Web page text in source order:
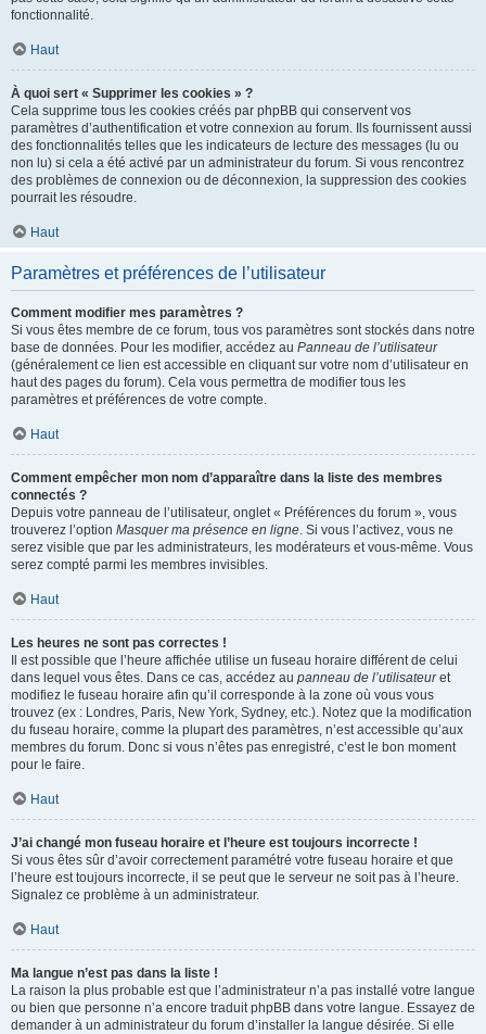
fonctionnalité.
Haut
À quoi sert « Supprimer les cookies » ?
Cela supprime tous les cookies créés par phpBB qui conservent vos
paramètres d’authentification et votre connexion au forum. Ils fournissent aussi
des fonctionnalités telles que les indicateurs de lecture des messages (lu ou
non lu) si cela a été activé par un administrateur du forum. Si vous rencontrez
des problèmes de connexion ou de déconnexion, la suppression des cookies
pourrait les résoudre.
Haut
Paramètres et préférences de l’utilisateur
Comment modifier mes paramètres ?
Si vous êtes membre de ce forum, tous vos paramètres sont stockés dans notre
base de données. Pour les modifier, accédez au Panneau de l’utilisateur
(généralement ce lien est accessible en cliquant sur votre nom d’utilisateur en
haut des pages du forum). Cela vous permettra de modifier tous les
paramètres et préférences de votre compte.
Haut
Comment empêcher mon nom d’apparaître dans la liste des membres
connectés ?
Depuis votre panneau de l’utilisateur, onglet « Préférences du forum », vous
trouverez l’option Masquer ma présence en ligne. Si vous l’activez, vous ne
serez visible que par les administrateurs, les modérateurs et vous-même. Vous
serez compté parmi les membres invisibles.
Haut
Les heures ne sont pas correctes !
Il est possible que l’heure affichée utilise un fuseau horaire différent de celui
dans lequel vous êtes. Dans ce cas, accédez au panneau de l’utilisateuret
modifiez le fuseau horaire afin qu’il corresponde à la zone où vous vous
trouvez (ex : Londres, Paris, New York, Sydney, etc.). Notez que la modification
du fuseau horaire, comme la plupart des paramètres, n’est accessible qu’aux
membres du forum. Donc si vous n’êtes pas enregistré, c’est le bon moment
pour le faire.
Haut
J’ai changé mon fuseau horaire et l’heure est toujours incorrecte !
Si vous êtes sûr d’avoir correctement paramétré votre fuseau horaire et que
l’heure est toujours incorrecte, il se peut que le serveur ne soit pas à l’heure.
Signalez ce problème à un administrateur.
Haut
Ma langue n’est pas dans la liste !
La raison la plus probable est que l’administrateur n’a pas installé votre langue
ou bien que personne n’a encore traduit phpBB dans votre langue. Essayez de
demander à un administrateur du forum d’installer la langue désirée. Si elle